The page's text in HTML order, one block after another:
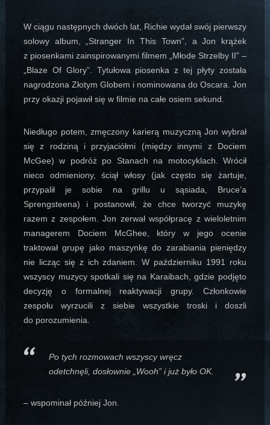
W ciągu następnych dwóch lat, Richie wydał swój pierwszy
solowy album, „Stranger In This Town”, a Jon krążek
z piosenkami zainspirowanymi filmem „Młode Strzelby II” –
„Blaze Of Glory”. Tytułowa piosenka z tej płyty została
nagrodzona Złotym Globem i nominowana do Oscara. Jon
przy okazji pojawił się w filmie na całe osiem sekund.
Niedługo potem, zmęczony karierą muzyczną Jon wybrał
się z rodziną i przyjaciółmi (między innymi z Dociem
McGee) w podróż po Stanach na motocyklach. Wrócił
nieco odmieniony, ściął włosy (jak często się żartuje,
przypalił je sobie na grillu u sąsiada, Bruce’a
Sprengsteena) i postanowił, że chce tworzyć muzykę
razem z zespołem. Jon zerwał współpracę z wieloletnim
managerem Dociem McGhee, który w jego ocenie
traktował grupę jako maszynkę do zarabiania pieniędzy
nie licząc się z ich zdaniem. W październiku 1991 roku
wszyscy muzycy spotkali się na Karaibach, gdzie podjęto
decyzję o formalnej reaktywacji grupy. Członkowie
zespołu wyrzucili z siebie wszystkie troski i doszli
do porozumienia.
Po tych rozmowach wszyscy wręcz
odetchnęli, dosłownie „Wooh” i już było OK.
– wspominał później Jon.